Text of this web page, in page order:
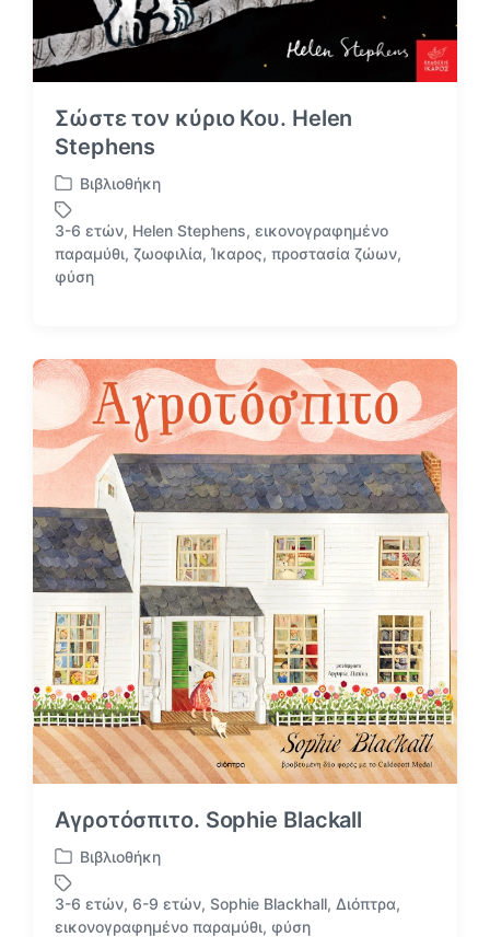
Σώστε τον κύριο Κου. Helen
Stephens
Α
ν
α
ρ
τ
κ
σ
ε
Βιβλιοθήκη
Μ
ε
κ
α
3-6 ετών, Helen Stephens, εικονογραφημένο
παραμύθι, ζωοφιλία, Ίκαρος, προστασία ζώων,
φύση
Αγροτόσπιτο. Sophie Blackall
Α
ν
α
Βιβλιοθήκη
3-6 ετών, 6-9 ετών, Sophie Blackhall, Διόπτρα,
εικονογραφημένο παραμύθι, φύση